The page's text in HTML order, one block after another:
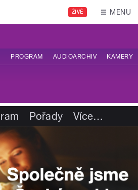
ŽIVĚ MENU
PROGRAM AUDIOARCHIV KAMERY
Pořady Více…